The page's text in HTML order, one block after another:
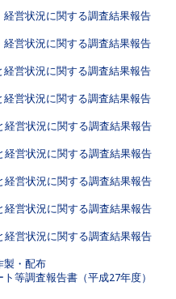
営状況に関する調査結果報告
営状況に関する調査結果報告
営状況に関する調査結果報告
営状況に関する調査結果報告
営状況に関する調査結果報告
営状況に関する調査結果報告
営状況に関する調査結果報告
営状況に関する調査結果報告
営状況に関する調査結果報告
製・配布
等調査報告書（平成27年度）